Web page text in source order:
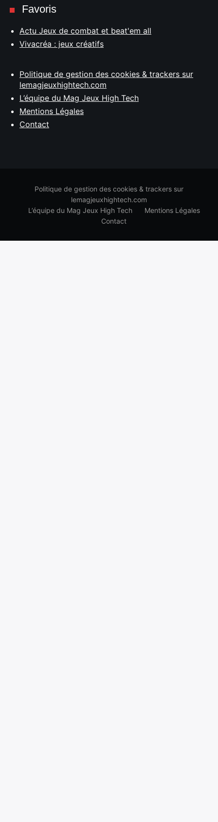
Favoris
Actu Jeux de combat et beat'em all
Vivacréa : jeux créatifs
Politique de gestion des cookies & trackers sur
lemagjeuxhightech.com
L’équipe du Mag Jeux High Tech
Mentions Légales
Contact
Politique de gestion des cookies & trackers sur
lemagjeuxhightech.com
L’équipe du Mag Jeux High Tech
Mentions Légales
Contact